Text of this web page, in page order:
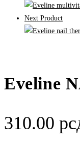
Next Product
Eveline
310.00